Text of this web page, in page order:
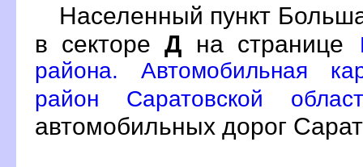
Населенный пункт
сектореД на странице
района. Автомобильная
район Саратовской
автомобильных дорог